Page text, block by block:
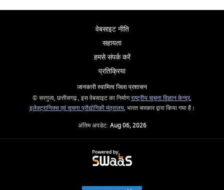
वेबसाइट नीति
सहायता
हमसे संपर्क करें
प्रतिक्रिया
जानकारी स्वामित्व जिला प्रशासन
© सरगुजा, छत्तीसगढ़ , इस वेबसाइट का निर्माणराष्ट्रीय सूचना विज्ञान केन्द्र,
इलेक्ट्रानिक्स एवं सूचना प्रौद्योगिकी मंत्रालय, भारत सरकार द्वारा किया गया है।
अंतिम अपडेट: Aug 06, 2026